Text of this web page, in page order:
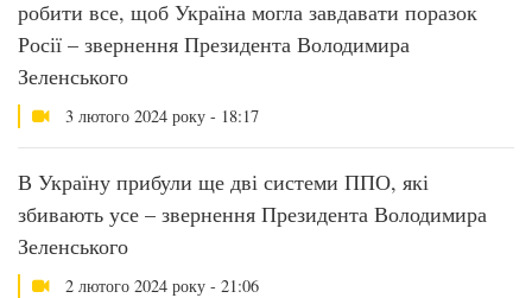
робити все, щоб Україна могла завдавати поразок
Росії – звернення Президента Володимира
Зеленського
3 лютого 2024 року - 18:17
В Україну прибули ще дві системи ППО, які
збивають усе – звернення Президента Володимира
Зеленського
2 лютого 2024 року - 21:06